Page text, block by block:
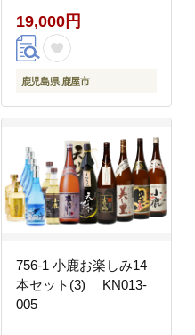
19,000円
鹿児島県 鹿屋市
756-1 小鹿お楽しみ14
本セット(3) KN013-
005